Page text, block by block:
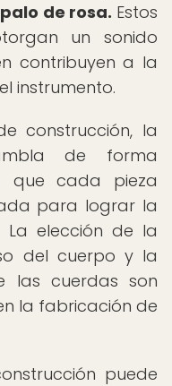
de rosa. Estos
un sonido
contribuyen a la
instrumento.
construcción, la
de forma
que cada pieza
para lograr la
La elección de la
del cuerpo y la
las cuerdas son
la fabricación de
puede